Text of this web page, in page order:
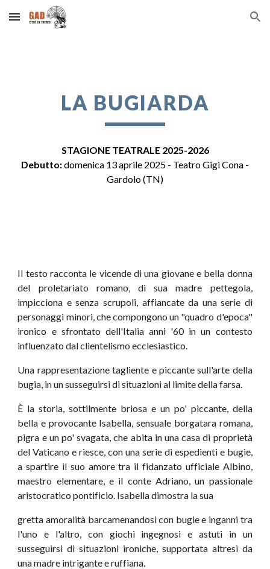
Skip to main content Skip to navigation
LA BUGIARDA
STAGIONE TEATRALE 2025-2026
Debutto:domenica 13 aprile 2025 - Teatro Gigi Cona -
Gardolo (TN)
Il testo racconta le vicende di una giovane e bella donna
del proletariato romano, di sua madre pettegola,
impicciona e senza scrupoli, affiancate da una serie di
personaggi minori, che compongono un "quadro d'epoca"
ironico e sfrontato dell'Italia anni '60 in un contesto
influenzato dal clientelismo ecclesiastico.
Una rappresentazione tagliente e piccante sull'arte della
bugia, in un susseguirsi di situazioni al limite della farsa.
È la storia, sottilmente briosa e un po' piccante, della
bella e provocante Isabella, sensuale borgatara romana,
pigra e un po' svagata, che abita in una casa di proprietà
del Vaticano e riesce, con una serie di espedienti e bugie,
a spartire il suo amore tra il fidanzato ufficiale Albino,
maestro elementare, e il conte Adriano, un passionale
aristocratico pontificio. Isabella dimostra la sua
gretta amoralità barcamenandosi con bugie e inganni tra
l'uno e l'altro, con giochi ingegnosi e astuti in un
susseguirsi di situazioni ironiche, supportata altresì da
una madre intrigante e ruffiana.